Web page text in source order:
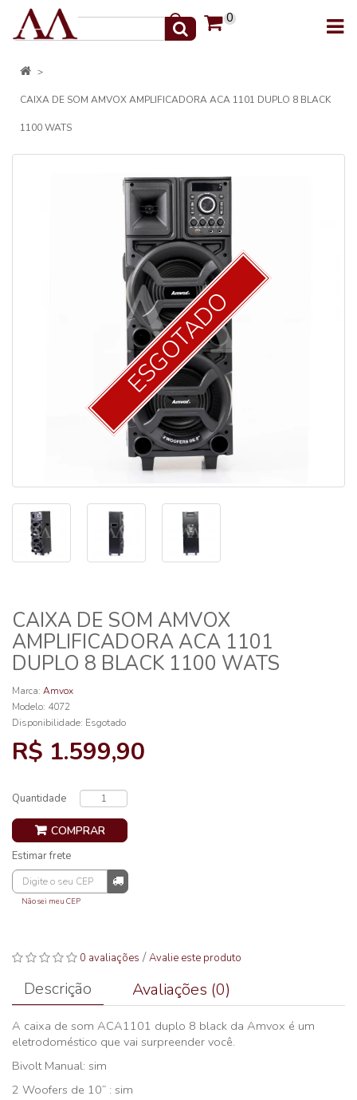
0
CAIXA DE SOM AMVOX AMPLIFICADORA ACA 1101 DUPLO 8 BLACK
1100 WATS
ESGOTADO
CAIXA DE SOM AMVOX
AMPLIFICADORA ACA 1101
DUPLO 8 BLACK 1100 WATS
Marca: Amvox
Modelo: 4072
Disponibilidade: Esgotado
R$ 1.599,90
Quantidade
COMPRAR
Estimar frete
Não sei meu CEP
0 avaliações /Avalie este produto
Descrição Avaliações (0)
A caixa de som ACA1101 duplo 8 black da Amvox é um
eletrodoméstico que vai surpreender você.
Bivolt Manual: sim
2 Woofers de 10” : sim